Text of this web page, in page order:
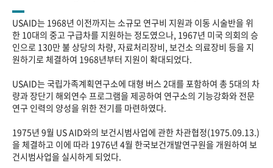
USAID는 1968년 이전까지는 소규모 연구비 지원과 이동 시술반을 위
한 10대의 중고 구급차를 지원하는 정도였으나, 1967년 미국 의회의 승
인으로 130만 불 상당의 차량, 자료처리장비, 보건소 의료장비 등을 지
원하기로 체결하여 1968년부터 지원이 확대되었다.
USAID는 국립가족계획연구소에 대형 버스 2대를 포함하여 총 5대의 차
량과 장단기 해외연수 프로그램을 제공하여 연구소의 기능강화와 전문
연구 인력의 양성을 위한 전기를 마련하였다.
1975년 9월 US AID와의 보건시범사업에 관한 차관협정(1975.09.13.)
을 체결하고 이에 따라 1976년 4월 한국보건개발연구원을 개원하여 보
건시범사업을 실시하게 되었다.